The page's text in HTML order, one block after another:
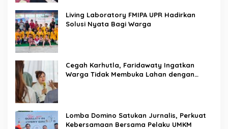
Living Laboratory FMIPA UPR Hadirkan
Solusi Nyata Bagi Warga
Cegah Karhutla, Faridawaty Ingatkan
Warga Tidak Membuka Lahan dengan
Lomba Domino Satukan Jurnalis, Perkuat
Kebersamaan Bersama Pelaku UMKM